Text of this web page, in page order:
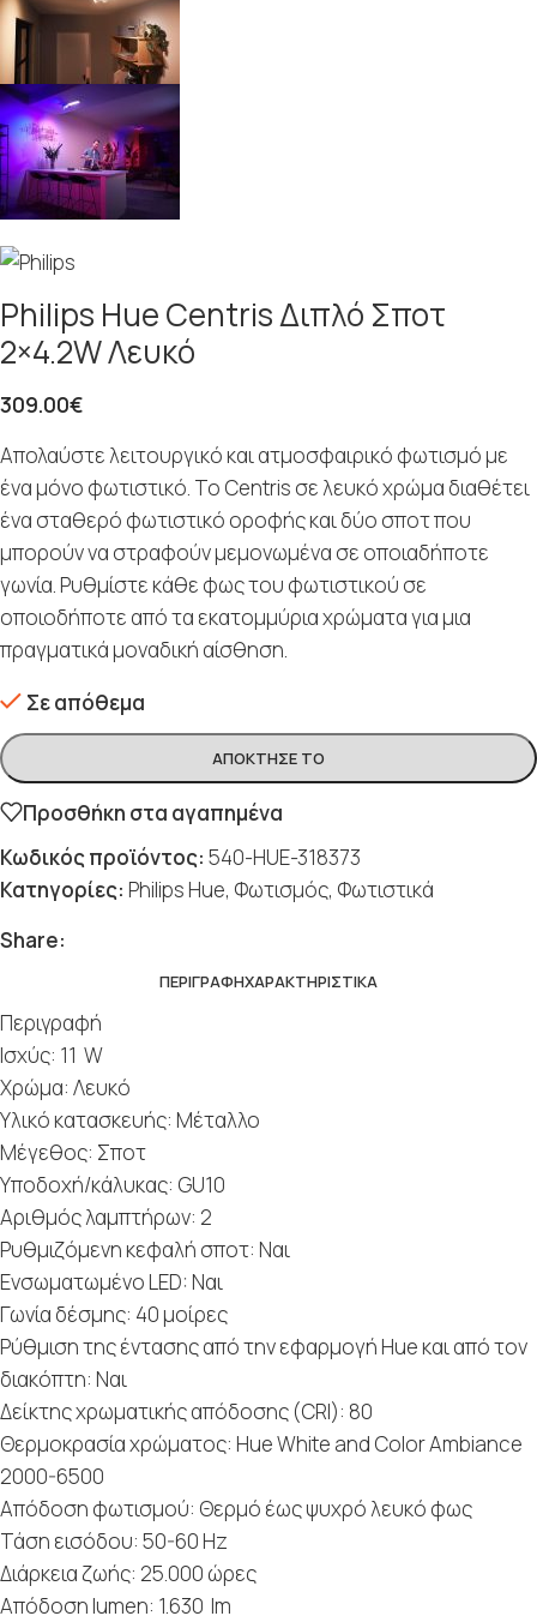
Philips Hue Centris Διπλό Σποτ
2×4.2W Λευκό
309.00€
Απολαύστε λειτουργικό και ατμοσφαιρικό φωτισμό με
ένα μόνο φωτιστικό. Το Centris σε λευκό χρώμα διαθέτει
ένα σταθερό φωτιστικό οροφής και δύο σποτ που
μπορούν να στραφούν μεμονωμένα σε οποιαδήποτε
γωνία. Ρυθμίστε κάθε φως του φωτιστικού σε
οποιοδήποτε από τα εκατομμύρια χρώματα για μια
πραγματικά μοναδική αίσθηση.
Σε απόθεμα
ΑΠΌΚΤΗΣΈ ΤΟ
Προσθήκη στα αγαπημένα
Κωδικός προϊόντος: 540-HUE-318373
Κατηγορίες: Philips Hue, Φωτισμός, Φωτιστικά
Share:
ΠΕΡΙΓΡΑΦΉΧΑΡΑΚΤΗΡΙΣΤΙΚΆ
Περιγραφή
Ισχύς: 11 W
Χρώμα: Λευκό
Υλικό κατασκευής: Μέταλλο
Μέγεθος: Σποτ
Υποδοχή/κάλυκας: GU10
Αριθμός λαμπτήρων: 2
Ρυθμιζόμενη κεφαλή σποτ: Ναι
Ενσωματωμένο LED: Ναι
Γωνία δέσμης: 40 μοίρες
Ρύθμιση της έντασης από την εφαρμογή Hue και από τον
διακόπτη: Ναι
Δείκτης χρωματικής απόδοσης (CRI): 80
Θερμοκρασία χρώματος: Hue White and Color Ambiance
2000-6500
Απόδοση φωτισμού: Θερμό έως ψυχρό λευκό φως
Τάση εισόδου: 50-60 Hz
Διάρκεια ζωής: 25.000 ώρες
Απόδοση lumen: 1.630 lm